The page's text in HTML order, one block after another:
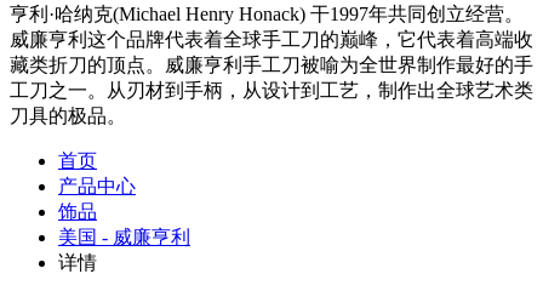
亨利·哈纳克(Michael Henry Honack) 干1997年共同创立经营。
威廉亨利这个品牌代表着全球手工刀的巅峰，它代表着高端收
藏类折刀的顶点。威廉亨利手工刀被喻为全世界制作最好的手
工刀之一。从刃材到手柄，从设计到工艺，制作出全球艺术类
刀具的极品。
首页
产品中心
饰品
美国 - 威廉亨利
详情